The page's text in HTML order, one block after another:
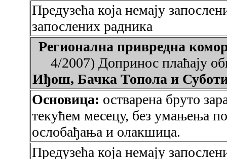
Предузећа која немају
запослених радника
Регионална привредна
4/2007) Допринос плаћају
Иђош, Бачка Топола и
Основица: остварена бруто
текућем месецу, без умањења
ослобађања и олакшица.
Предузећа која немају